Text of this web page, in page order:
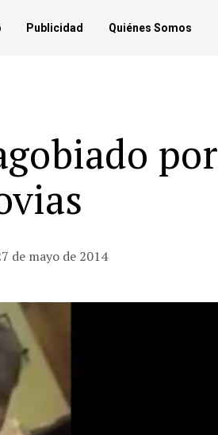
Publicidad Quiénes Somos
por
de mayo de 2014